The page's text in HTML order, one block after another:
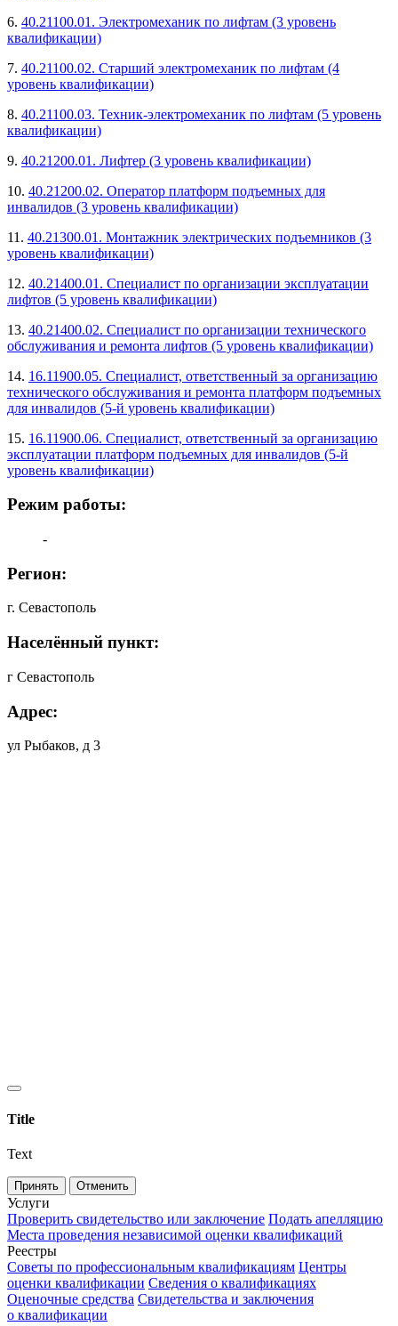
6. 40.21100.01. Электромеханик по лифтам (3 уровень
квалификации)
7. 40.21100.02. Старший электромеханик по лифтам (4
уровень квалификации)
8. 40.21100.03. Техник-электромеханик по лифтам (5 уровень
квалификации)
9. 40.21200.01. Лифтер (3 уровень квалификации)
10. 40.21200.02. Оператор платформ подъемных для
инвалидов (3 уровень квалификации)
11. 40.21300.01. Монтажник электрических подъемников (3
уровень квалификации)
12. 40.21400.01. Специалист по организации эксплуатации
лифтов (5 уровень квалификации)
13. 40.21400.02. Специалист по организации технического
обслуживания и ремонта лифтов (5 уровень квалификации)
14. 16.11900.05. Специалист, ответственный за организацию
технического обслуживания и ремонта платформ подъемных
для инвалидов (5-й уровень квалификации)
15. 16.11900.06. Специалист, ответственный за организацию
эксплуатации платформ подъемных для инвалидов (5-й
уровень квалификации)
Режим работы:
-
Регион:
г. Севастополь
Населённый пункт:
г Севастополь
Адрес:
ул Рыбаков, д 3
Title
Text
Принять Отменить
Услуги
Проверить свидетельство или заключение Подать апелляцию
Места проведения независимой оценки квалификаций
Реестры
Советы по профессиональным квалификациям Центры
оценки квалификации Сведения о квалификациях
Оценочные средства Свидетельства и заключения
о квалификации